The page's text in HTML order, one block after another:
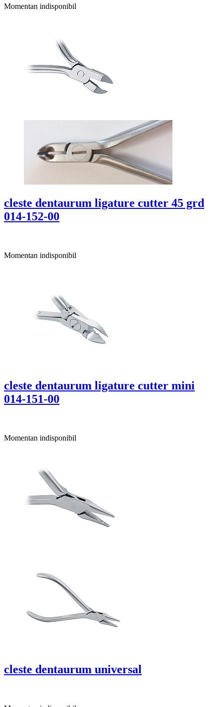
Momentan indisponibil
cleste dentaurum ligature cutter 45 grd
014-152-00
Momentan indisponibil
cleste dentaurum ligature cutter mini
014-151-00
Momentan indisponibil
cleste dentaurum universal